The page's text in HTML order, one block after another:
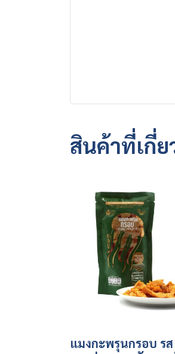
สินค้าที่เกี่ย
แมงกะพรุนกรอบ รส